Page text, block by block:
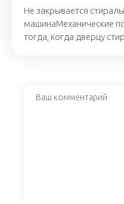
Не закрывается
машинаМеханические
тогда, когда дверцу